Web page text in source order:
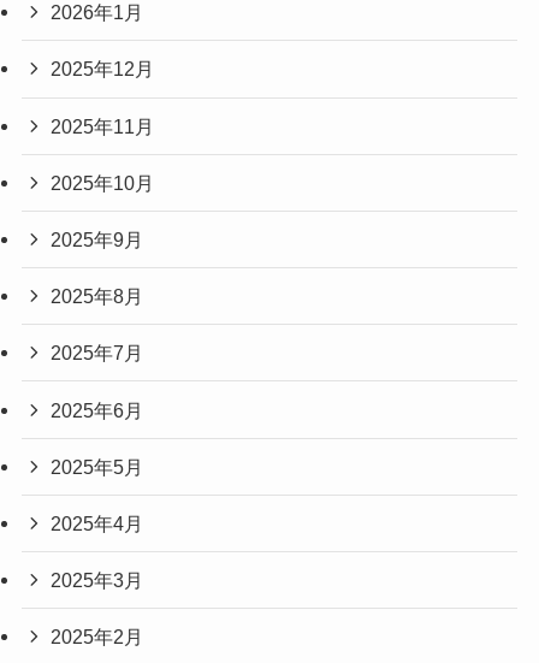
2026年1月
2025年12月
2025年11月
2025年10月
2025年9月
2025年8月
2025年7月
2025年6月
2025年5月
2025年4月
2025年3月
2025年2月